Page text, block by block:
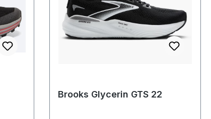
Brooks Glycerin GTS 22